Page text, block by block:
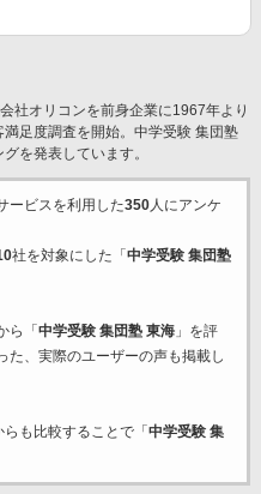
社オリコンを前身企業に1967年より
足度調査を開始。中学受験 集団塾
を発表しています。
ービスを利用した350人にアンケ
社を対象にした「 中学受験 集団塾
ら「 中学受験 集団塾 東海」を評
た、実際のユーザーの声も掲載し
も比較することで「 中学受験 集